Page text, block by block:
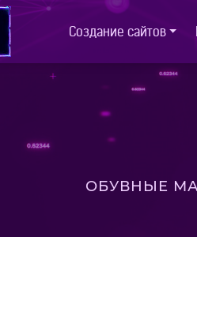
Создание сайтов
ОБУВНЫЕ